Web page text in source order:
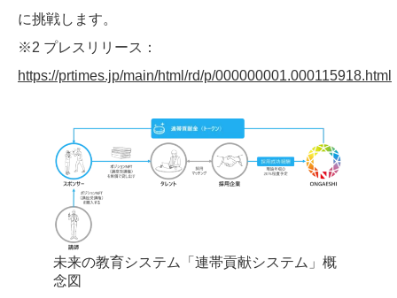
に挑戦します。
※2 プレスリリース：
https://prtimes.jp/main/html/rd/p/000000001.000115918.html
未来の教育システム「連帯貢献システム」概
念図